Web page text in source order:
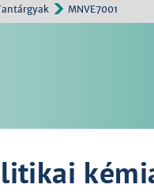
MNVE7001